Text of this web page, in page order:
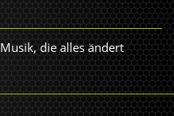
Musik, die alles ändert